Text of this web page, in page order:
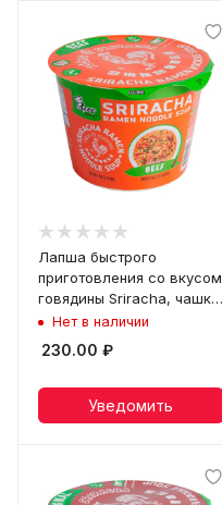
Лапша быстрого
приготовления со вкусом
говядины Sriracha, чашка
110 гНет в наличии
230.00 ₽
Уведомить